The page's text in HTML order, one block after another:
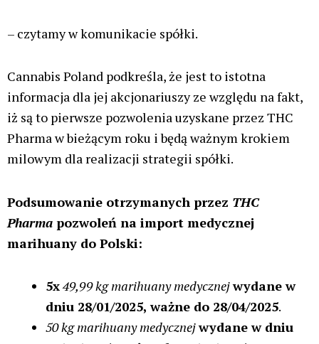
– czytamy w komunikacie spółki.
Cannabis Poland podkreśla, że jest to istotna
informacja dla jej akcjonariuszy ze względu na fakt,
iż są to pierwsze pozwolenia uzyskane przez THC
Pharma w bieżącym roku i będą ważnym krokiem
milowym dla realizacji strategii spółki.
Podsumowanie otrzymanych przez THC
Pharma pozwoleń na import medycznej
marihuany do Polski:
5x49,99 kg marihuany medycznejwydane w
dniu 28/01/2025, ważne do 28/04/2025.
50 kg marihuany medycznejwydane w dniu